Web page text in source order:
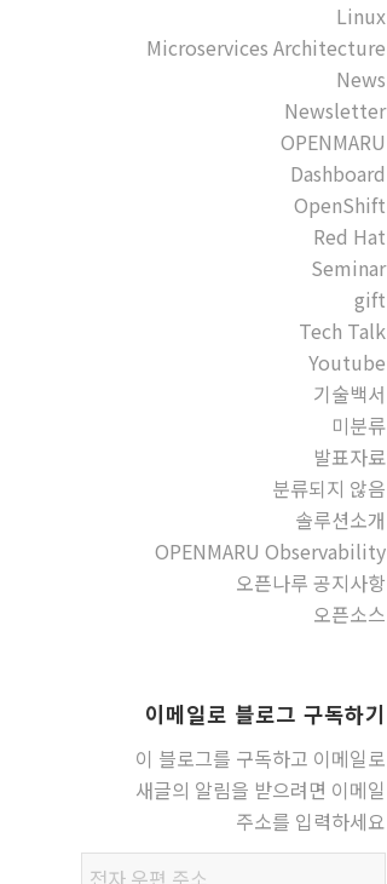
Linux
Microservices Architecture
News
Newsletter
OPENMARU
Dashboard
OpenShift
Red Hat
Seminar
gift
Tech Talk
Youtube
기술백서
미분류
발표자료
분류되지 않음
솔루션소개
OPENMARU Observability
오픈나루 공지사항
오픈소스
이메일로 블로그 구독하기
이 블로그를 구독하고 이메일로
새글의 알림을 받으려면 이메일
주소를 입력하세요